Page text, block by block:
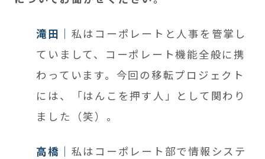
滝田
私はコーポレートと人事を管掌し
ていまして、 コーポレート機能全般に携
わっています。今回の移転プロジェクト
には、「はんこを押す人」として関わり
ました（笑）。
高橋 私は コーポレート部で情報システ